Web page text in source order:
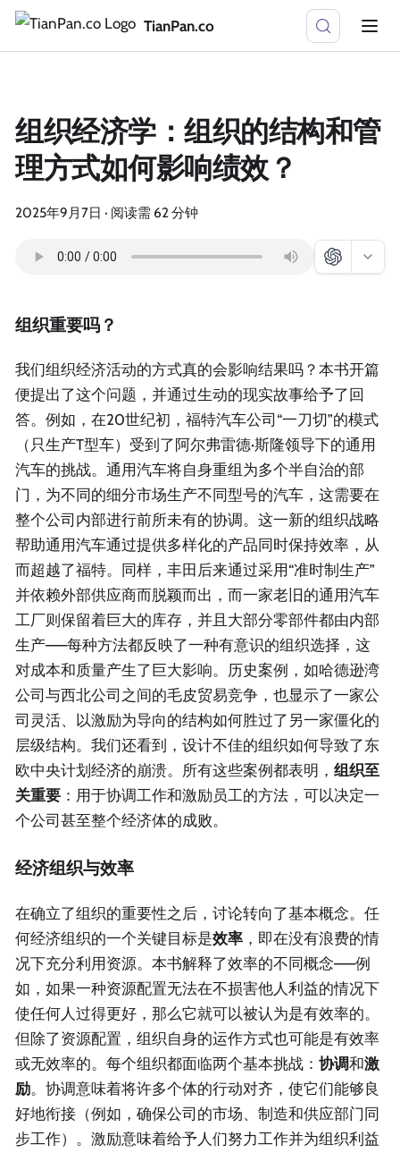
TianPan.co
组织经济学：组织的结构和管
理方式如何影响绩效？
2025年9月7日 · 阅读需 62 分钟
组织重要吗？
我们组织经济活动的方式真的会影响结果吗？本书开篇
便提出了这个问题，并通过生动的现实故事给予了回
答。例如，在20世纪初，福特汽车公司“一刀切”的模式
（只生产T型车）受到了阿尔弗雷德·斯隆领导下的通用
汽车的挑战。通用汽车将自身重组为多个半自治的部
门，为不同的细分市场生产不同型号的汽车，这需要在
整个公司内部进行前所未有的协调。这一新的组织战略
帮助通用汽车通过提供多样化的产品同时保持效率，从
而超越了福特。同样，丰田后来通过采用“准时制生产”
并依赖外部供应商而脱颖而出，而一家老旧的通用汽车
工厂则保留着巨大的库存，并且大部分零部件都由内部
生产——每种方法都反映了一种有意识的组织选择，这
对成本和质量产生了巨大影响。历史案例，如哈德逊湾
公司与西北公司之间的毛皮贸易竞争，也显示了一家公
司灵活、以激励为导向的结构如何胜过了另一家僵化的
层级结构。我们还看到，设计不佳的组织如何导致了东
欧中央计划经济的崩溃。所有这些案例都表明， 组织至
关重要 ：用于协调工作和激励员工的方法，可以决定一
个公司甚至整个经济体的成败。
经济组织与效率
在确立了组织的重要性之后，讨论转向了基本概念。任
何经济组织的一个关键目标是效率 ，即在没有浪费的情
况下充分利用资源。本书解释了效率的不同概念——例
如，如果一种资源配置无法在不损害他人利益的情况下
使任何人过得更好，那么它就可以被认为是有效率的。
但除了资源配置，组织自身的运作方式也可能是有效率
或无效率的。每个组织都面临两个基本挑战： 协调和激
励。协调意味着将许多个体的行动对齐，使它们能够良
好地衔接（例如，确保公司的市场、制造和供应部门同
步工作）。激励意味着给予人们努力工作并为组织利益